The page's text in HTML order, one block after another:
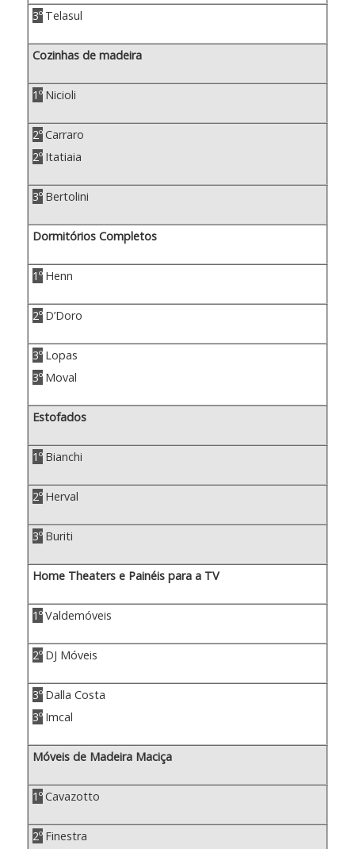
3º Telasul
Cozinhas de madeira
1º Nicioli
2ºCarraro
2º Itatiaia
3º Bertolini
Dormitórios Completos
1º Henn
2º D’Doro
3º Lopas
3º Moval
Estofados
1º Bianchi
2º Herval
3º Buriti
Home Theaters e Painéis para a TV
1ºValdemóveis
2º DJ Móveis
3º Dalla Costa
3º Imcal
Móveis de Madeira Maciça
1ºCavazotto
2º Finestra